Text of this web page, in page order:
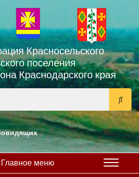
Красносельского
поселения
Краснодарского края
Главное меню